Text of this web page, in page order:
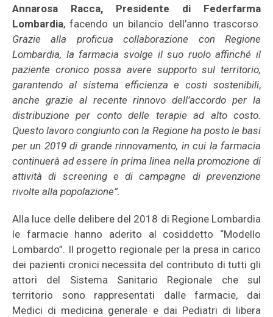
Annarosa Racca, Presidente di Federfarma
Lombardia, facendo un bilancio dell’anno trascorso.
Grazie alla proficua collaborazione con Regione
Lombardia, la farmacia svolge il suo ruolo affinché il
paziente cronico possa avere supporto sul territorio,
garantendo al sistema efficienza e costi sostenibili,
anche grazie al recente rinnovo dell’accordo per la
distribuzione per conto delle terapie ad alto costo.
Questo lavoro congiunto con la Regione ha posto le basi
per un 2019 di grande rinnovamento, in cui la farmacia
continuerà ad essere in prima linea nella promozione di
attività di screening e di campagne di prevenzione
rivolte alla popolazione”.
Alla luce delle delibere del 2018 di Regione Lombardia
le farmacie hanno aderito al cosiddetto “Modello
Lombardo”. Il progetto regionale per la presa in carico
dei pazienti cronici necessita del contributo di tutti gli
attori del Sistema Sanitario Regionale che sul
territorio sono rappresentati dalle farmacie, dai
Medici di medicina generale e dai Pediatri di libera